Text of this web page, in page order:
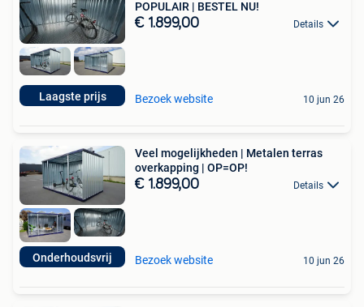
Laagste prijs
POPULAIR | BESTEL NU!
€ 1.899,00 Details
Bezoek website 10 jun 26
Onderhoudsvrij
Veel mogelijkheden | Metalen terras
overkapping | OP=OP!
€ 1.899,00 Details
Bezoek website 10 jun 26